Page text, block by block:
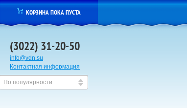
(3022) 31-20-50
info@vdn.su
Контактная информация
КОРЗИНА ПОКА ПУСТА
По популярности